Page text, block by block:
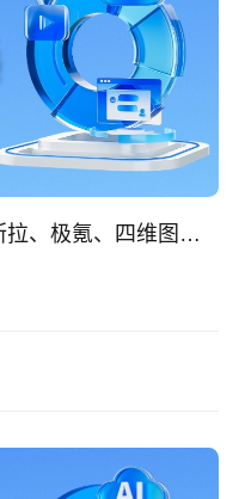
「热点精选」 | 10.17期 特斯拉、极氪、四维图新深夜回应